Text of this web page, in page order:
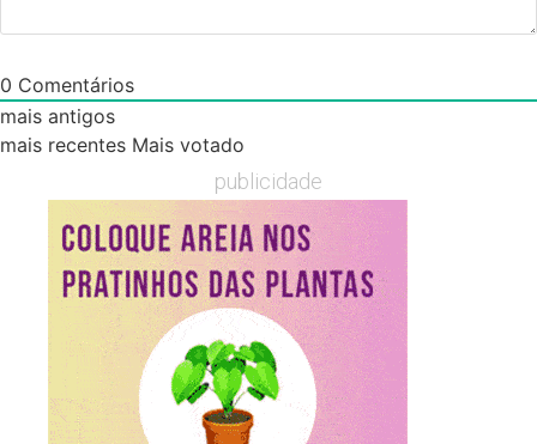
0 Comentários
mais antigos
mais recentes Mais votado
publicidade